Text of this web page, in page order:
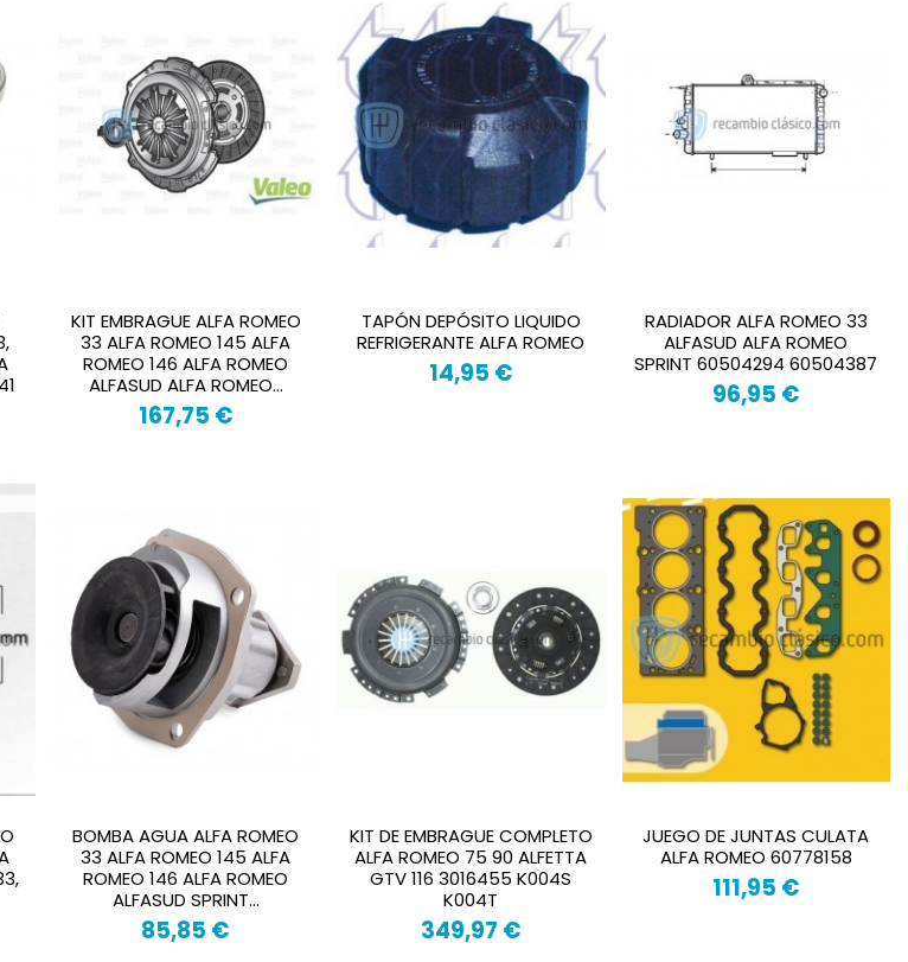
KIT EMBRAGUE ALFA ROMEO
33 ALFA ROMEO 145 ALFA
ROMEO 146 ALFA ROMEO
ALFASUD ALFA ROMEO...
167,75 €
TAPÓN DEPÓSITO LIQUIDO
REFRIGERANTE ALFA ROMEO
14,95 €
RADIADOR ALFA ROMEO 33
ALFASUD ALFA ROMEO
SPRINT 60504294 60504387
96,95 €
BOMBA AGUA ALFA ROMEO
33 ALFA ROMEO 145 ALFA
ROMEO 146 ALFA ROMEO
ALFASUD SPRINT...
85,85 €
KIT DE EMBRAGUE COMPLETO
ALFA ROMEO 75 90 ALFETTA
GTV 116 3016455 K004S
K004T
349,97 €
JUEGO DE JUNTAS CULATA
ALFA ROMEO 60778158
111,95 €